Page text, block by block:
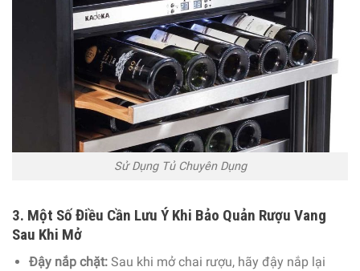
Sử Dụng Tủ Chuyên Dụng
3. Một Số Điều Cần Lưu Ý Khi Bảo Quản Rượu Vang
Sau Khi Mở
Đậy nắp chặt:Sau khi mở chai rượu, hãy đậy nắp lại